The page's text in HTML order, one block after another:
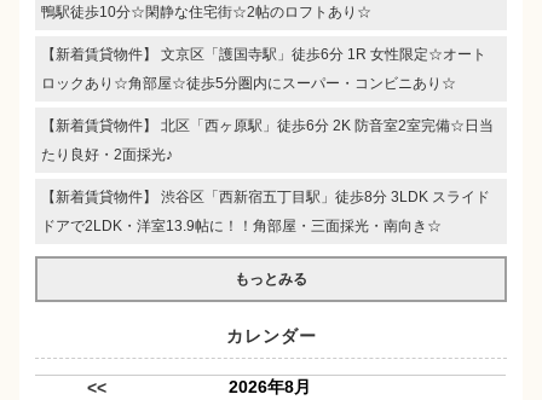
鴨駅徒歩10分☆閑静な住宅街☆2帖のロフトあり☆
【新着賃貸物件】 文京区「護国寺駅」徒歩6分 1R 女性限定☆オート
ロックあり☆角部屋☆徒歩5分圏内にスーパー・コンビニあり☆
【新着賃貸物件】 北区「西ヶ原駅」徒歩6分 2K 防音室2室完備☆日当
たり良好・2面採光♪
【新着賃貸物件】 渋谷区「西新宿五丁目駅」徒歩8分 3LDK スライド
ドアで2LDK・洋室13.9帖に！！角部屋・三面採光・南向き☆
もっとみる
カレンダー
<<
2026年8月